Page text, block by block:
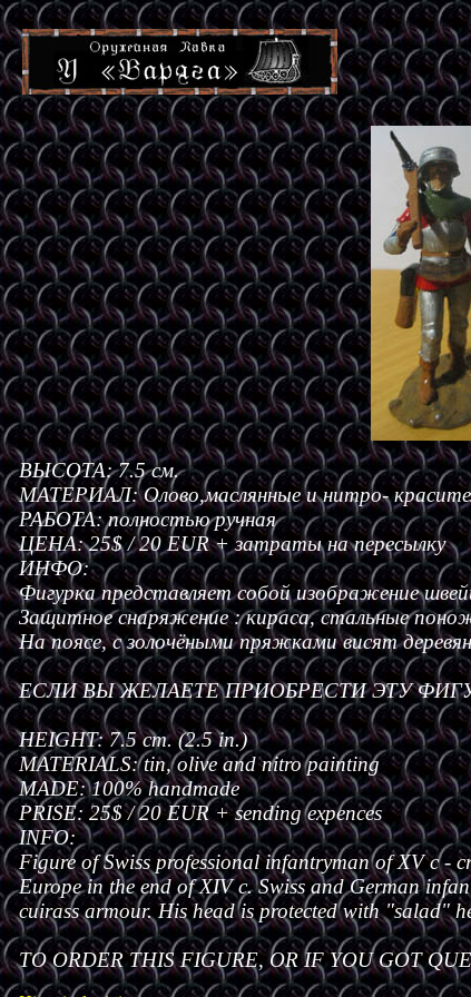
ВЫСОТА: 7.5 см.
МАТЕРИАЛ: Олово,маслянные и нитро-
РАБОТА: полностью ручная
ЦЕНА: 25$ / 20 EUR + затраты на пересылку
ИНФО:
Фигурка представляет собой изображение
Защитное снаряжение : кираса, стальные
На поясе, с золочёными пряжками висят
ЕСЛИ ВЫ ЖЕЛАЕТЕ ПРИОБРЕСТИ ЭТУ
HEIGHT: 7.5 cm. (2.5 in.)
MATERIALS: tin, olive and nitro painting
MADE: 100% handmade
PRISE: 25$ / 20 EUR + sending expences
INFO:
Figure of Swiss professional infantryman of XV c -
Europe in the end of XIV c. Swiss and German
cuirass armour. His head is protected with "salad"
TO ORDER THIS FIGURE, OR IF YOU GOT